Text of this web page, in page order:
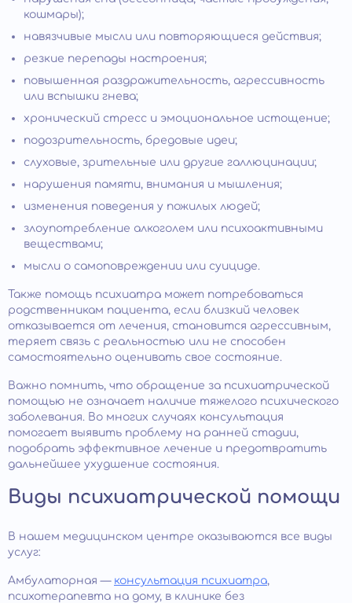
кошмары);
навязчивые мысли или повторяющиеся действия;
резкие перепады настроения;
повышенная раздражительность, агрессивность
или вспышки гнева;
хронический стресс и эмоциональное истощение;
подозрительность, бредовые идеи;
слуховые, зрительные или другие галлюцинации;
нарушения памяти, внимания и мышления;
изменения поведения у пожилых людей;
злоупотребление алкоголем или психоактивными
веществами;
мысли о самоповреждении или суициде.
Также помощь психиатра может потребоваться
родственникам пациента, если близкий человек
отказывается от лечения, становится агрессивным,
теряет связь с реальностью или не способен
самостоятельно оценивать свое состояние.
Важно помнить, что обращение за психиатрической
помощью не означает наличие тяжелого психического
заболевания. Во многих случаях консультация
помогает выявить проблему на ранней стадии,
подобрать эффективное лечение и предотвратить
дальнейшее ухудшение состояния.
Виды психиатрической помощи
В нашем медицинском центре оказываются все виды
услуг:
Амбулаторная — консультация психиатра,
психотерапевта на дому, в клинике без